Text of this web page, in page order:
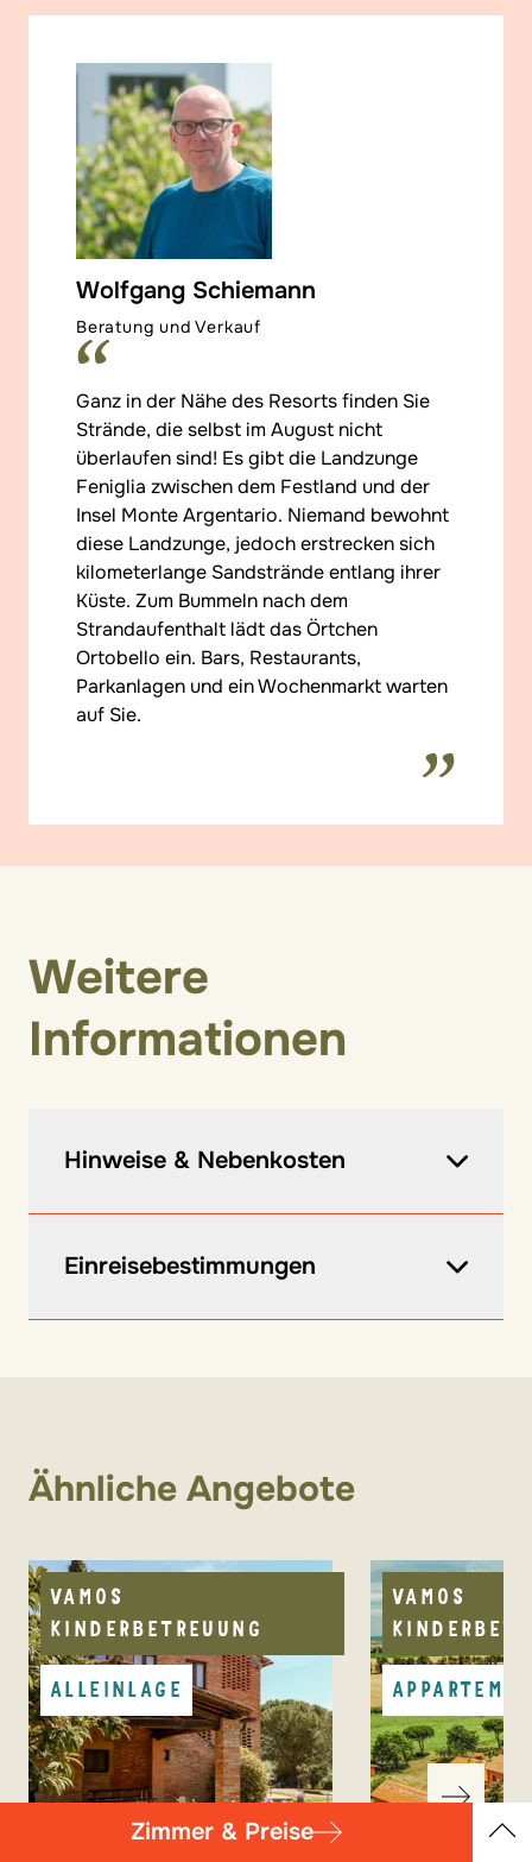
Zimmer & Preise
Wolfgang Schiemann
Beratung und Verkauf
Ganz in der Nähe des Resorts finden Sie
Strände, die selbst im August nicht
überlaufen sind! Es gibt die Landzunge
Feniglia zwischen dem Festland und der
Insel Monte Argentario. Niemand bewohnt
diese Landzunge, jedoch erstrecken sich
kilometerlange Sandstrände entlang ihrer
Küste. Zum Bummeln nach dem
Strandaufenthalt lädt das Örtchen
Ortobello ein. Bars, Restaurants,
Parkanlagen und ein Wochenmarkt warten
auf Sie.
Weitere
Informationen
Hinweise & Nebenkosten
Ortstaxe ca. 2 €/Tag ab 12 Jahren
Einreisebestimmungen
Ähnliche Angebote
VAMOS
KINDERBETREUUNG
ALLEINLAGE
VAMOS